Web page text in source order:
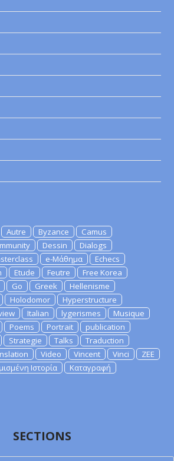
Autre Byzance
Camus
Dessin
Dialogs
e-Μάθημα
Echecs
Etude Feutre
Free Korea
Go Greek
Hellenisme
Holodomor
Hyperstructure
Italian lygerismes
Musique
Poems Portrait
publication
Strategie Talks
Traduction
Video Vincent Vinci
ZEE
Ιστορία Καταγραφή
SECTIONS